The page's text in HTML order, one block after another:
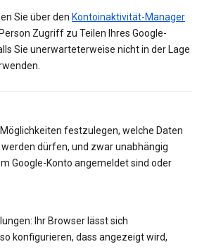
Sie über den Kontoinaktivität-Manager
Zugriff zu Teilen Ihres Google-
Sie unerwarteterweise nicht in der Lage
festzulegen, welche Daten
dürfen, und zwar unabhängig
Google-Konto angemeldet sind oder
Ihr Browser lässt sich
konfigurieren, dass angezeigt wird,